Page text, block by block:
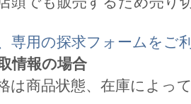
専用の探求フォームをご
情報の場合
は商品状態、在庫によっ